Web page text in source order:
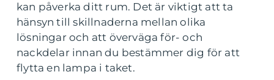
kan påverka ditt rum. Det är viktigt att ta
hänsyn till skillnaderna mellan olika
lösningar och att överväga för- och
nackdelar innan du bestämmer dig för att
flytta en lampa i taket.